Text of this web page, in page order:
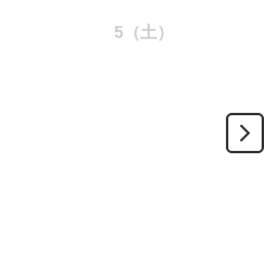
5 （土）